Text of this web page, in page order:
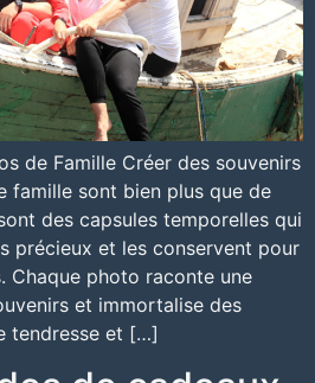
de Famille Créer des souvenirs
famille sont bien plus que de
des capsules temporelles qui
précieux et les conservent pour
Chaque photo raconte une
et immortalise des
tendresse et […]